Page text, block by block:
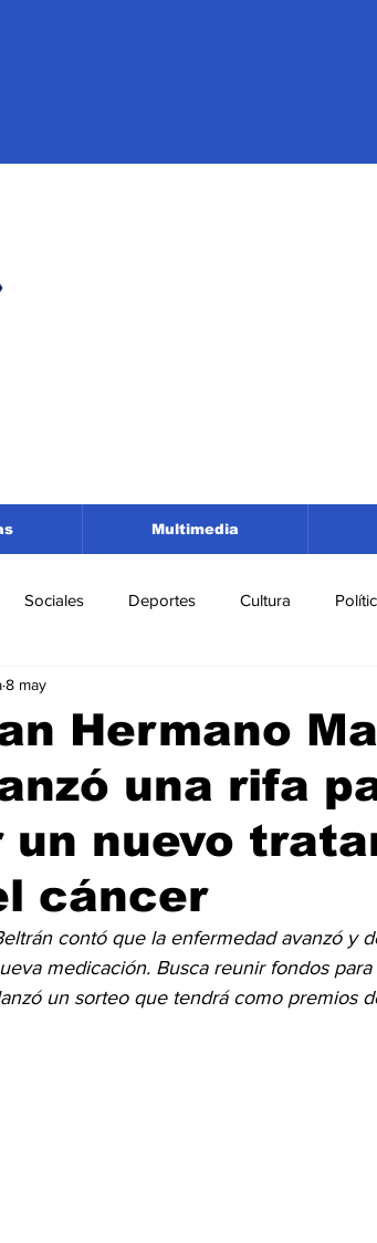
Multimedia
Sociales Deportes Cultura
San Lorenzo Pujato Turismo
Hermano
una rifa
un nuevo
cáncer
8 may
contó que la enfermedad avanzó y
medicación. Busca reunir fondos
un sorteo que tendrá como premios